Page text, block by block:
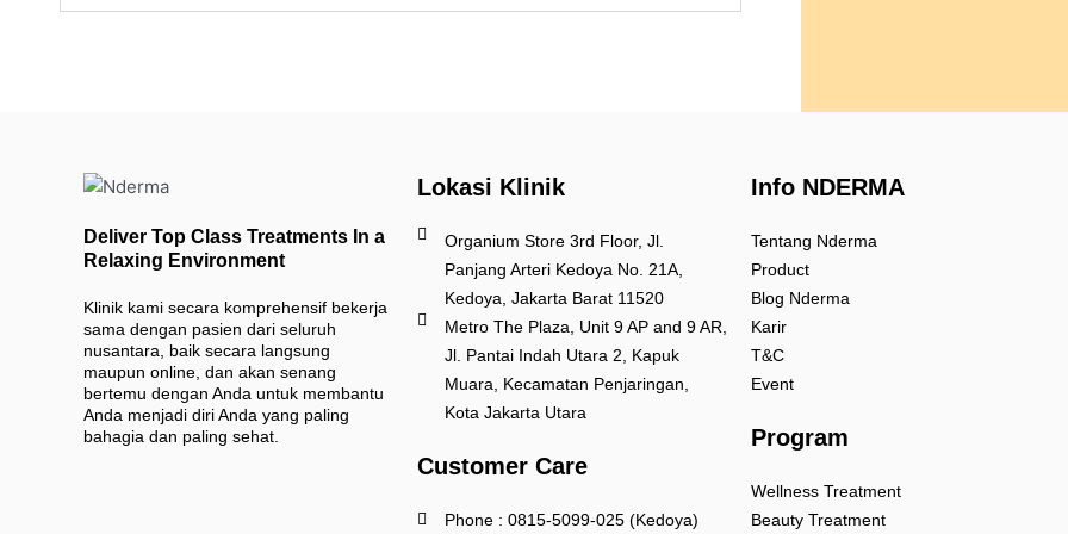
Deliver Top Class Treatments In a
Relaxing Environment
Klinik kami secara komprehensif bekerja
sama dengan pasien dari seluruh
nusantara, baik secara langsung
maupun online, dan akan senang
bertemu dengan Anda untuk membantu
Anda menjadi diri Anda yang paling
bahagia dan paling sehat.
Lokasi Klinik
Organium Store 3rd Floor, Jl.
Panjang Arteri Kedoya No. 21A,
Kedoya, Jakarta Barat 11520
Metro The Plaza, Unit 9 AP and 9 AR,
Jl. Pantai Indah Utara 2, Kapuk
Muara, Kecamatan Penjaringan,
Kota Jakarta Utara
Customer Care
Phone : 0815-5099-025 (Kedoya)
Info NDERMA
Tentang Nderma
Product
Blog Nderma
Karir
T&C
Event
Program
Wellness Treatment
Beauty Treatment